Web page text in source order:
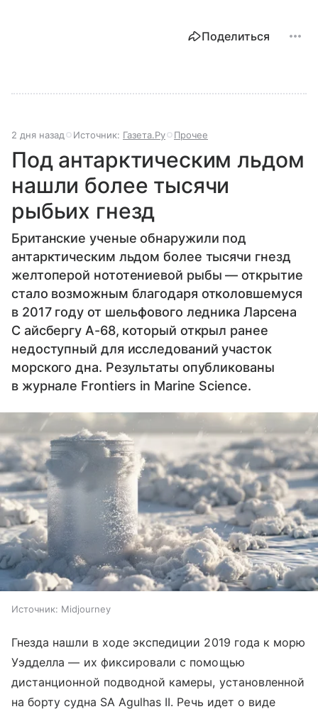
Поделиться
2 дня назад Источник: Газета.Ру Прочее
Под антарктическим льдом
нашли более тысячи
рыбьих гнезд
Британские ученые обнаружили под
антарктическим льдом более тысячи гнезд
желтоперой нототениевой рыбы — открытие
стало возможным благодаря отколовшемуся
в 2017 году от шельфового ледника Ларсена
C айсбергу А-68, который открыл ранее
недоступный для исследований участок
морского дна. Результаты опубликованы
в журнале Frontiers in Marine Science.
Источник: Midjourney
Гнезда нашли в ходе экспедиции 2019 года к морю
Уэдделла — их фиксировали с помощью
дистанционной подводной камеры, установленной
на борту судна SA Agulhas II. Речь идет о виде